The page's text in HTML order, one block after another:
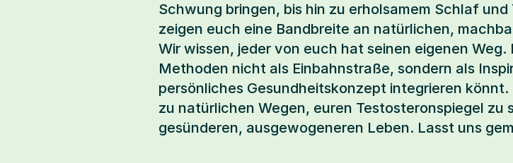
Schwung bringen, bis hin zu erholsamem Schlaf
zeigen euch eine Bandbreite an natürlichen,
Wir wissen, jeder von euch hat seinen eigenen
Methoden nicht als Einbahnstraße, sondern als
persönliches Gesundheitskonzept integrieren
zu natürlichen Wegen, euren Testosteronspiegel zu
gesünderen, ausgewogeneren Leben. Lasst uns